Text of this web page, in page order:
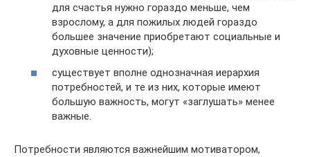
для счастья нужно гораздо меньше, чем
взрослому, а для пожилых людей гораздо
большее значение приобретают социальные и
духовные ценности);
существует вполне однозначная иерархия
потребностей, и те из них, которые имеют
большую важность, могут «заглушать» менее
важные.
Потребности являются важнейшим мотиватором,